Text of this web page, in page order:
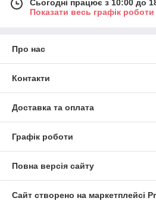
Сьогодні працює з 10:00 до
Показати весь графік роботи
Про нас
Контакти
Доставка та оплата
Графік роботи
Повна версія сайту
Сайт створено на маркетплейсі